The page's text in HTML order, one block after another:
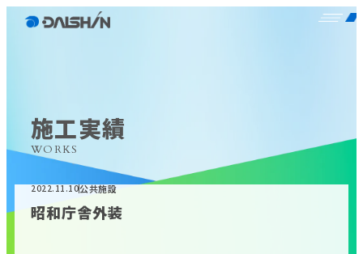
施工実績
WORKS
2022.11.10公共施設
昭和庁舎外装